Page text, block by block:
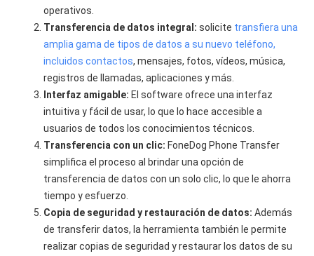
operativos.
Transferencia de datos integral: solicite transfiera una
amplia gama de tipos de datos a su nuevo teléfono,
incluidos contactos, mensajes, fotos, vídeos, música,
registros de llamadas, aplicaciones y más.
Interfaz amigable: El software ofrece una interfaz
intuitiva y fácil de usar, lo que lo hace accesible a
usuarios de todos los conocimientos técnicos.
Transferencia con un clic: FoneDog Phone Transfer
simplifica el proceso al brindar una opción de
transferencia de datos con un solo clic, lo que le ahorra
tiempo y esfuerzo.
Copia de seguridad y restauración de datos: Además
de transferir datos, la herramienta también le permite
realizar copias de seguridad y restaurar los datos de su